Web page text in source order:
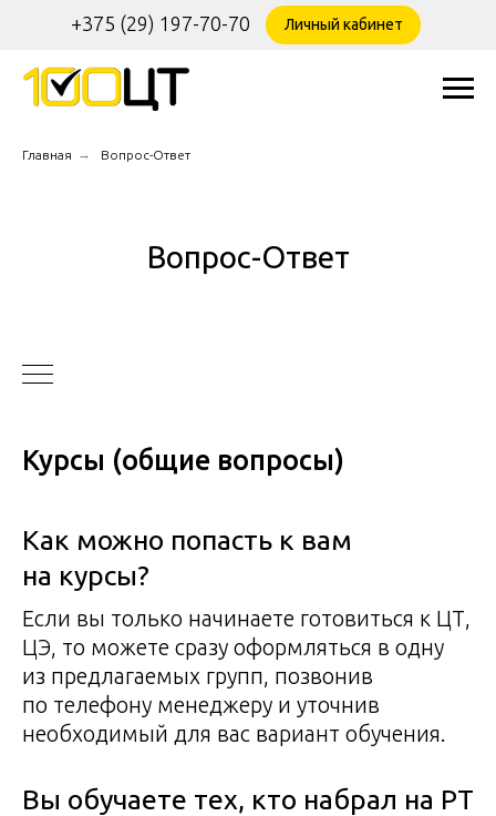
+375 (29) 197-70-70 Личный кабинет
Главная → Вопрос-Ответ
Вопрос-Ответ
Курсы (общие вопросы)
Как можно попасть к вам
на курсы?
Если вы только начинаете готовиться к ЦТ,
ЦЭ, то можете сразу оформляться в одну
из предлагаемых групп, позвонив
по телефону менеджеру и уточнив
необходимый для вас вариант обучения.
Вы обучаете тех, кто набрал на РТ